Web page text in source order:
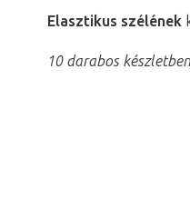
Elasztikus szélének
10 darabos